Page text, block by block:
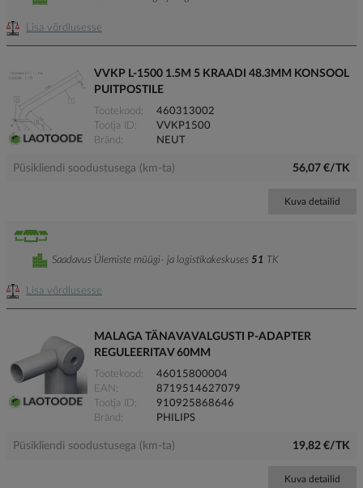
Lisa võrdlusesse
VVKP L-1500 1.5M 5 KRAADI 48.3MM KONSOOL
PUITPOSTILE
Tootekood
460313002
Tootja ID
VVKP1500
Bränd
NEUT
Püsikliendi soodustusega (km-ta) 56,07 €/TK
Kuva detailid
Lisa võrdlusesse
Saadavus Ülemiste müügi- ja logistikakeskuses 51 TK
MALAGA TÄNAVAVALGUSTI P-ADAPTER
REGULEERITAV 60MM
Tootekood
46015800004
EAN
8719514627079
Tootja ID
910925868646
Bränd
PHILIPS
Püsikliendi soodustusega (km-ta) 19,82 €/TK
Kuva detailid